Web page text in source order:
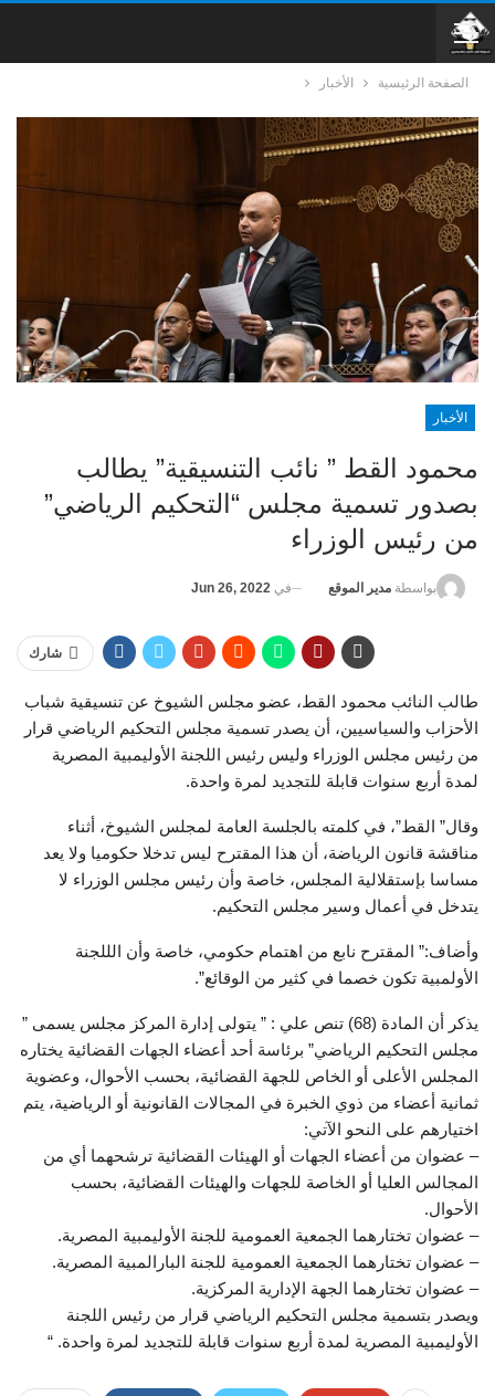
الصفحة الرئيسية الأخبار
الأخبار
محمود القط ” نائب التنسيقية” يطالب
بصدور تسمية مجلس “التحكيم الرياضي”
من رئيس الوزراء
بواسطة مدير الموقع في Jun 26, 2022
شارك
طالب النائب محمود القط، عضو مجلس الشيوخ عن تنسيقية شباب
الأحزاب والسياسيين، أن يصدر تسمية مجلس التحكيم الرياضي قرار
من رئيس مجلس الوزراء وليس رئيس اللجنة الأوليمبية المصرية
لمدة أربع سنوات قابلة للتجديد لمرة واحدة.
وقال” القط”، في كلمته بالجلسة العامة لمجلس الشيوخ، أثناء
مناقشة قانون الرياضة، أن هذا المقترح ليس تدخلا حكوميا ولا يعد
مساسا بإستقلالية المجلس، خاصة وأن رئيس مجلس الوزراء لا
يتدخل في أعمال وسير مجلس التحكيم.
وأضاف:” المقترح نابع من اهتمام حكومي، خاصة وأن الللجنة
الأولمبية تكون خصما في كثير من الوقائع”.
يذكر أن المادة (68) تنص علي : ” يتولى إدارة المركز مجلس يسمى ”
مجلس التحكيم الرياضي” برئاسة أحد أعضاء الجهات القضائية يختاره
المجلس الأعلى أو الخاص للجهة القضائية، بحسب الأحوال، وعضوية
ثمانية أعضاء من ذوي الخبرة في المجالات القانونية أو الرياضية، يتم
اختيارهم على النحو الآتي:
– عضوان من أعضاء الجهات أو الهيئات القضائية ترشحهما أي من
المجالس العليا أو الخاصة للجهات والهيئات القضائية، بحسب
الأحوال.
– عضوان تختارهما الجمعية العمومية للجنة الأوليمبية المصرية.
– عضوان تختارهما الجمعية العمومية للجنة البارالمبية المصرية.
– عضوان تختارهما الجهة الإدارية المركزية.
ويصدر بتسمية مجلس التحكيم الرياضي قرار من رئيس اللجنة
الأوليمبية المصرية لمدة أربع سنوات قابلة للتجديد لمرة واحدة. “